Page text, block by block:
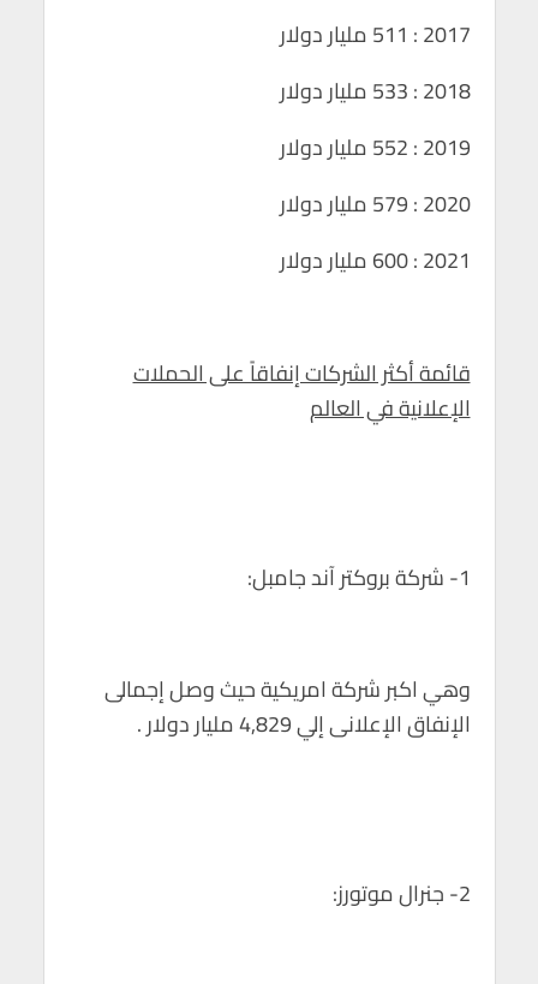
2017 : 511 مليار دولار
2018 : 533 مليار دولار
2019 : 552 مليار دولار
2020 : 579 مليار دولار
2021 : 600 مليار دولار
قائمة أكثر الشركات إنفاقاً على الحملات
الإعلانية في العالم
1- شركة بروكتر آند جامبل:
وهي اكبر شركة امريكية حيث وصل إجمالى
الإنفاق الإعلانى إلي 4,829 مليار دولار .
2- جنرال موتورز: